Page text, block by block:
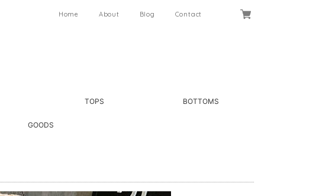
Home About Blog Contact
TOPS BOTTOMS
GOODS